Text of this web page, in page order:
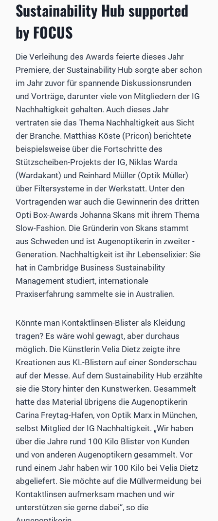
Sustainability Hub supported
by FOCUS
Die Verleihung des Awards feierte dieses Jahr
Premiere, der Sustainability Hub sorgte aber schon
im Jahr zuvor für spannende Diskussionsrunden
und Vorträge, darunter viele von Mitgliedern der IG
Nachhaltigkeit gehalten. Auch dieses Jahr
vertraten sie das Thema Nachhaltigkeit aus Sicht
der Branche. Matthias Köste (Pricon) berichtete
beispielsweise über die Fortschritte des
Stützscheiben-­Projekts der IG, Niklas Warda
(Wardakant) und Reinhard Müller (Optik Müller)
über Filtersysteme in der Werkstatt. Unter den
Vortragenden war auch die Gewinnerin des ­dritten
Opti Box-Awards Johanna Skans mit ihrem Thema
Slow-Fashion. Die Gründerin von Skans stammt
aus ­Schweden und ist Augenoptikerin in zweiter ­
Generation. Nachhaltigkeit ist ihr Lebenselixier: Sie
hat in Cambridge Business Sustainability
Management studiert, internationale
Praxiserfahrung sammelte sie in Australien.
Könnte man Kontaktlinsen-Blister als Kleidung
tragen? Es wäre wohl gewagt, aber durchaus
möglich. Die Künstlerin Velia Dietz zeigte ihre
Kreationen aus KL-Blistern auf einer Sonderschau
auf der Messe. Auf dem Sustainability Hub erzählte
sie die ­Story hinter den Kunstwerken. Gesammelt
hatte das Material übrigens die Augenoptikerin
Carina ­Freytag-Hafen, von Optik Marx in München,
selbst Mitglied der IG Nachhaltigkeit. „Wir haben
über die Jahre rund 100 Kilo Blister von Kunden
und von anderen Augenoptikern gesammelt. Vor
rund einem Jahr ­haben wir 100 Kilo bei ­Velia Dietz
abgeliefert. Sie möchte auf die Müllvermeidung bei
Kontaktlinsen aufmerksam machen und wir
unterstützen sie gerne dabei“, so die